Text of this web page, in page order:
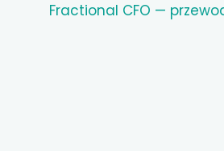
Fractional CFO —